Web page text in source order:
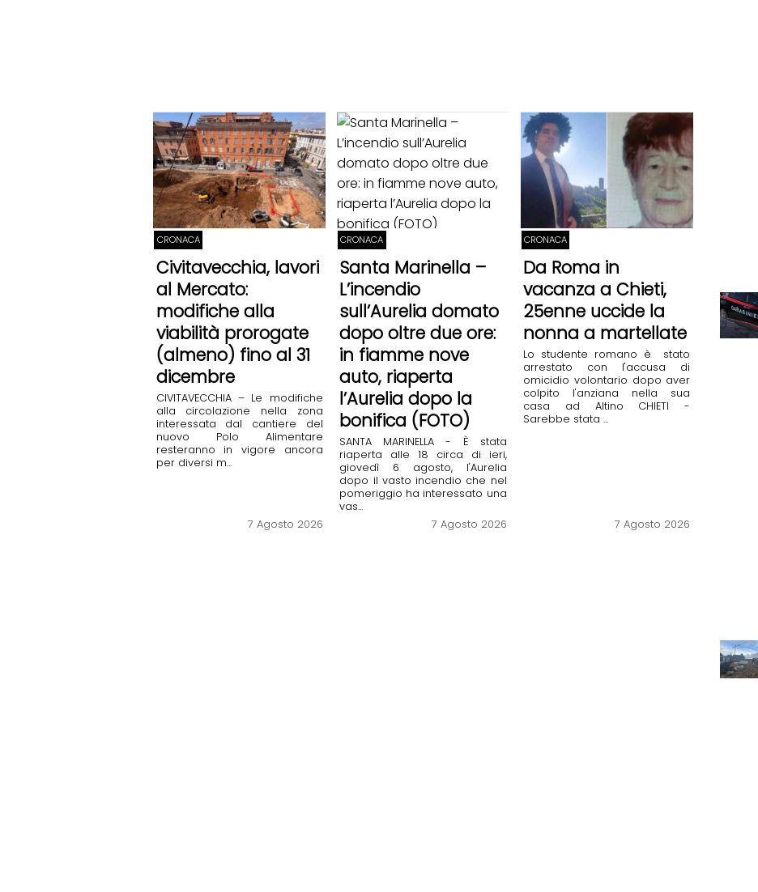
CRONACA
Civitavecchia, lavori
al Mercato:
modifiche alla
viabilità prorogate
(almeno) fino al 31
dicembre
CIVITAVECCHIA – Le modifiche
alla circolazione nella zona
interessata dal cantiere del
nuovo Polo Alimentare
resteranno in vigore ancora
per diversi m...
7 Agosto 2026
CRONACA
Santa Marinella –
L’incendio
sull’Aurelia domato
dopo oltre due ore:
in fiamme nove
auto, riaperta
l’Aurelia dopo la
bonifica (FOTO)
SANTA MARINELLA - È stata
riaperta alle 18 circa di ieri,
giovedì 6 agosto, l'Aurelia
dopo il vasto incendio che nel
pomeriggio ha interessato una
vas...
7 Agosto 2026
CRONACA
Da Roma in
vacanza a Chieti,
25enne uccide la
nonna a martellate
Lo studente romano è stato
arrestato con l'accusa di
omicidio volontario dopo aver
colpito l'anziana nella sua
casa ad Altino CHIETI -
Sarebbe stata ...
7 Agosto 2026